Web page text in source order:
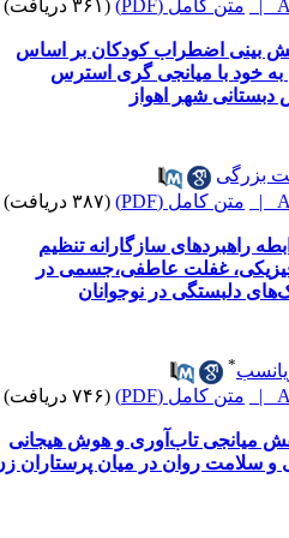
متن کامل (PDF) (۳۶۱ دریافت)
بینی اضطراب کودکان بر اساس
خود با میانجی گری استرس
شهر اهواز
بزرگی
متن کامل (PDF) (۳۸۷ دریافت)
راهبردهای سازگارانه تنظیم
غفلت عاطفی،جسمی در
دلبستگی در نوجوانان
متن کامل (PDF) (۷۴۶ دریافت)
میانجی تاب‌آوری و هوش هیجانی
سلامت روان در میان پرستاران زن